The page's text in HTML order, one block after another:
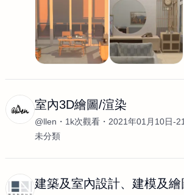
室內3D繪圖/渲染
@llen 1k次觀看
2021年01月10日-
未分類
建築及室內設計、建模及繪